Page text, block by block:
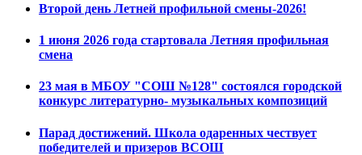
Второй день Летней профильной смены-2026!
1 июня 2026 года стартовала Летняя профильная
смена
23 мая в МБОУ "СОШ №128" состоялся городской
конкурс литературно- музыкальных композиций
Парад достижений. Школа одаренных чествует
победителей и призеров ВСОШ